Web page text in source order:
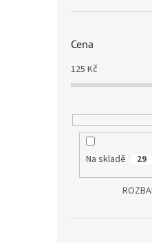
Cena
125 Kč
Na skladě 29